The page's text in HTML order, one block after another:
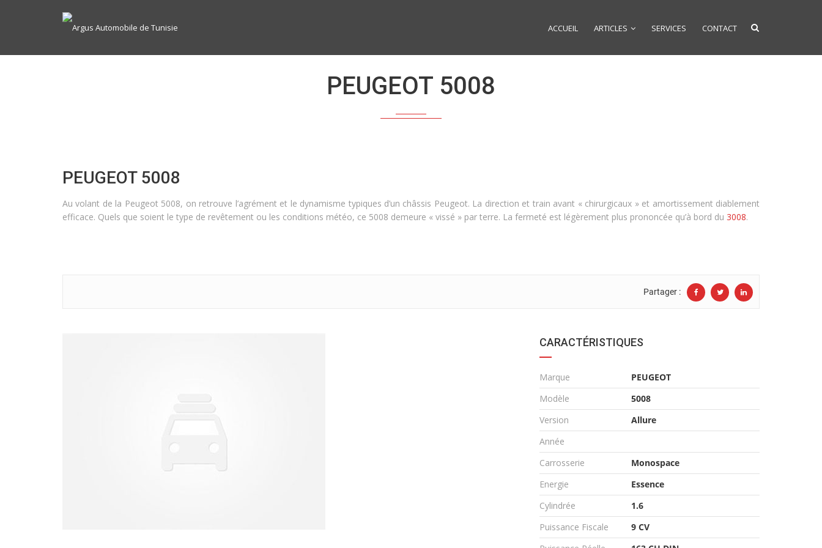
ACCUEIL ARTICLES SERVICES CONTACT
PEUGEOT 5008
PEUGEOT 5008
Au volant de la Peugeot 5008, on retrouve l’agrément et le dynamisme typiques d’un châssis Peugeot. La direction et train avant « chirurgicaux » et amortissement diablement
efficace. Quels que soient le type de revêtement ou les conditions météo, ce 5008 demeure « vissé » par terre. La fermeté est légèrement plus prononcée qu’à bord du 3008.
Partager :
CARACTÉRISTIQUES
Marque
PEUGEOT
Modèle
5008
Version
Allure
Année
Carrosserie
Monospace
Energie
Essence
Cylindrée
1.6
Puissance Fiscale
9 CV